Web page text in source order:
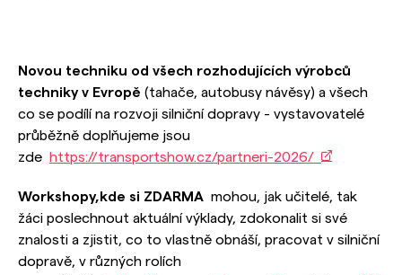
Novou techniku od všech rozhodujících výrobců
techniky v Evropě (tahače, autobusy návěsy) a všech
co se podílí na rozvoji silniční dopravy - vystavovatelé
průběžně doplňujeme jsou
zde
https://transportshow.cz/partneri-2026/
Workshopy, kde si ZDARMA mohou, jak učitelé, tak
žáci poslechnout aktuální výklady, zdokonalit si své
znalosti a zjistit, co to vlastně obnáší, pracovat v silniční
dopravě, v různých rolích